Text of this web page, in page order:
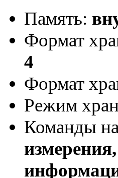
Память:
Формат
4
Формат
Режим
Команды